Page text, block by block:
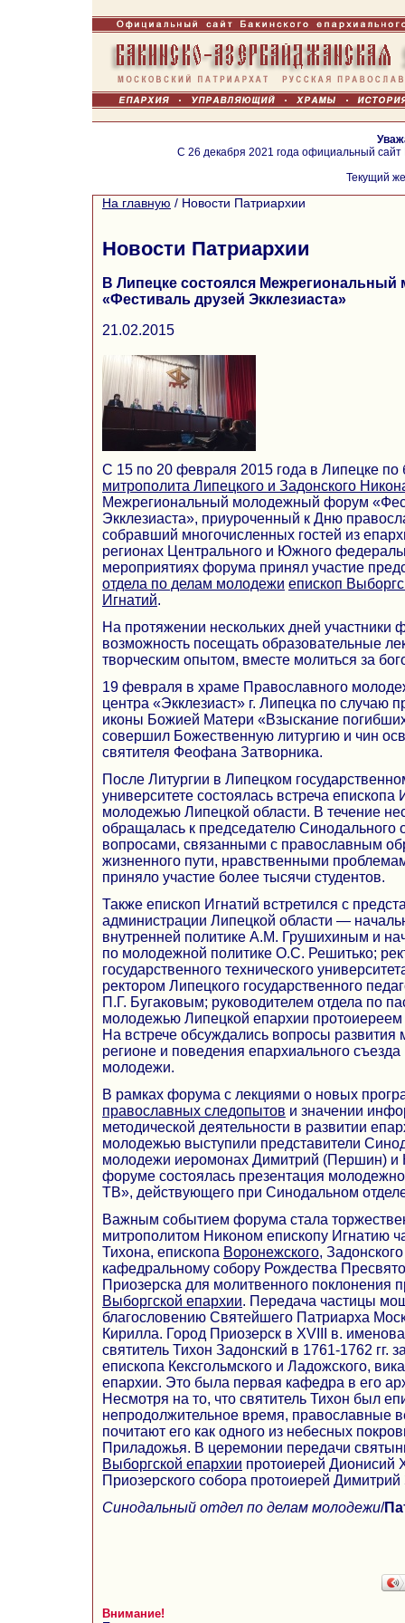
С 26 декабря 2021 года официальный
Текущий
На главную / Новости Патриархии
Новости Патриархии
В Липецке состоялся
«Фестиваль друзей Экклезиаста»
21.02.2015
С 15 по 20 февраля 2015 года в Липецке по
митрополита Липецкого и Задонского
Межрегиональный молодежный форум
Экклезиаста», приуроченный к Дню
собравший многочисленных гостей из
регионах Центрального и Южного
мероприятиях форума принял участие
отдела по делам молодежи епископ
Игнатий.
На протяжении нескольких дней участники
возможность посещать образовательные
творческим опытом, вместе молиться за
19 февраля в храме Православного
центра «Экклезиаст» г. Липецка по случаю
иконы Божией Матери «Взыскание
совершил Божественную литургию и чин
святителя Феофана Затворника.
После Литургии в Липецком
университете состоялась встреча епископа
молодежью Липецкой области. В течение
обращалась к председателю Синодального
вопросами, связанными с православным
жизненного пути, нравственными
приняло участие более тысячи студентов.
Также епископ Игнатий встретился с
администрации Липецкой области —
внутренней политике А.М. Грушихиным и
по молодежной политике О.С. Решитько;
государственного технического
ректором Липецкого государственного
П.Г. Бугаковым; руководителем отдела по
молодежью Липецкой епархии
На встрече обсуждались вопросы
регионе и поведения епархиального
молодежи.
В рамках форума с лекциями о новых
православных следопытов и значении
методической деятельности в развитии
молодежью выступили представители
молодежи иеромонах Димитрий (Першин)
форуме состоялась презентация
ТВ», действующего при Синодальном
Важным событием форума стала
митрополитом Никоном епископу Игнатию
Тихона, епископа Воронежского,
кафедральному собору Рождества
Приозерска для молитвенного поклонения
Выборгской епархии. Передача частицы
благословению Святейшего Патриарха
Кирилла. Город Приозерск в XVIII в.
святитель Тихон Задонский в 1761-1762 гг.
епископа Кексгольмского и Ладожского,
епархии. Это была первая кафедра в его
Несмотря на то, что святитель Тихон был
непродолжительное время, православные
почитают его как одного из небесных
Приладожья. В церемонии передачи
Выборгской епархии протоиерей Дионисий
Приозерского собора протоиерей
Синодальный отдел по делам молодежи/
Внимание!